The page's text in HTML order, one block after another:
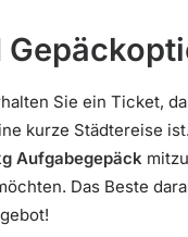
Sie ein Ticket,
kurze Städtereise
Aufgabegepäck
Das Beste